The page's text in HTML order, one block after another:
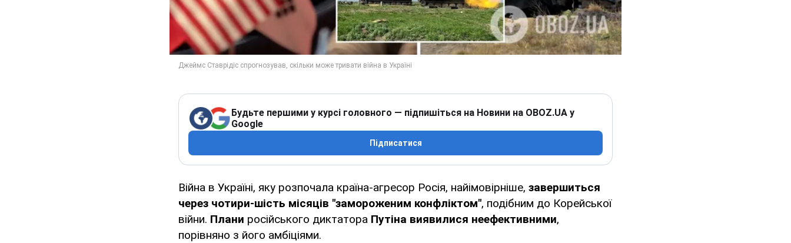
Будьте першими у курсі головного — підпишіться на Новини на OBOZ.UA у
Google
Підписатися
Війна в Україні, яку розпочала країна-агресор Росія, найімовірніше, завершиться
через чотири-шість місяців "замороженим конфліктом", подібним до Корейської
війни. Плани російського диктатора Путіна виявилися неефективними,
порівняно з його амбіціями.